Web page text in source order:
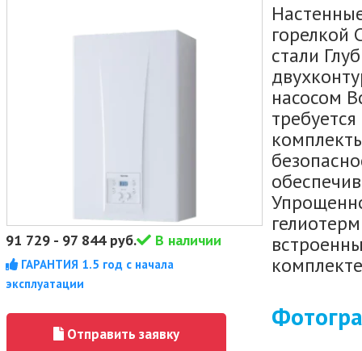
91 729 - 97 844руб. В наличии
ГАРАНТИЯ 1.5 год с начала
эксплуатации
Отправить заявку
горелкой
стали
насосом